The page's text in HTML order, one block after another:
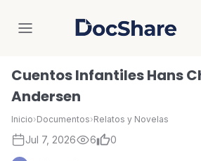
DocShare
Cuentos Infantiles Hans
Andersen
Inicio›Documentos›Relatos y Novelas
Jul 7, 2026 6 0